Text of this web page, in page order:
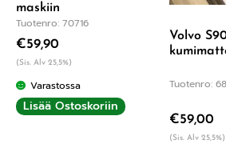
maskiin
Tuotenro: 70716
€59,90
(Sis. Alv 25,5%)
Varastossa
Lisää Ostoskoriin
Volvo
Tuotenro:
€59,00
(Sis. Alv 25,5%)